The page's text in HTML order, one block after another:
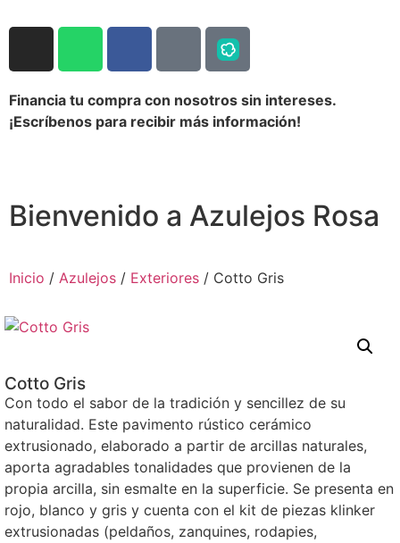
Financia tu compra con nosotros sin intereses.
¡Escríbenos para recibir más información!
Bienvenido a Azulejos Rosa
Inicio / Azulejos / Exteriores / Cotto Gris
Cotto Gris
Con todo el sabor de la tradición y sencillez de su
naturalidad. Este pavimento rústico cerámico
extrusionado, elaborado a partir de arcillas naturales,
aporta agradables tonalidades que provienen de la
propia arcilla, sin esmalte en la superficie. Se presenta en
rojo, blanco y gris y cuenta con el kit de piezas klinker
extrusionadas (peldaños, zanquines, rodapies,